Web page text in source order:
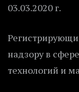
03.03.2020 г.
надзору в
технологий и